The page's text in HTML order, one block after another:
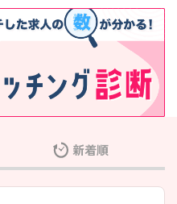
未経験歓迎、
土日祝休みなど
正社員、契約社員など
新着順